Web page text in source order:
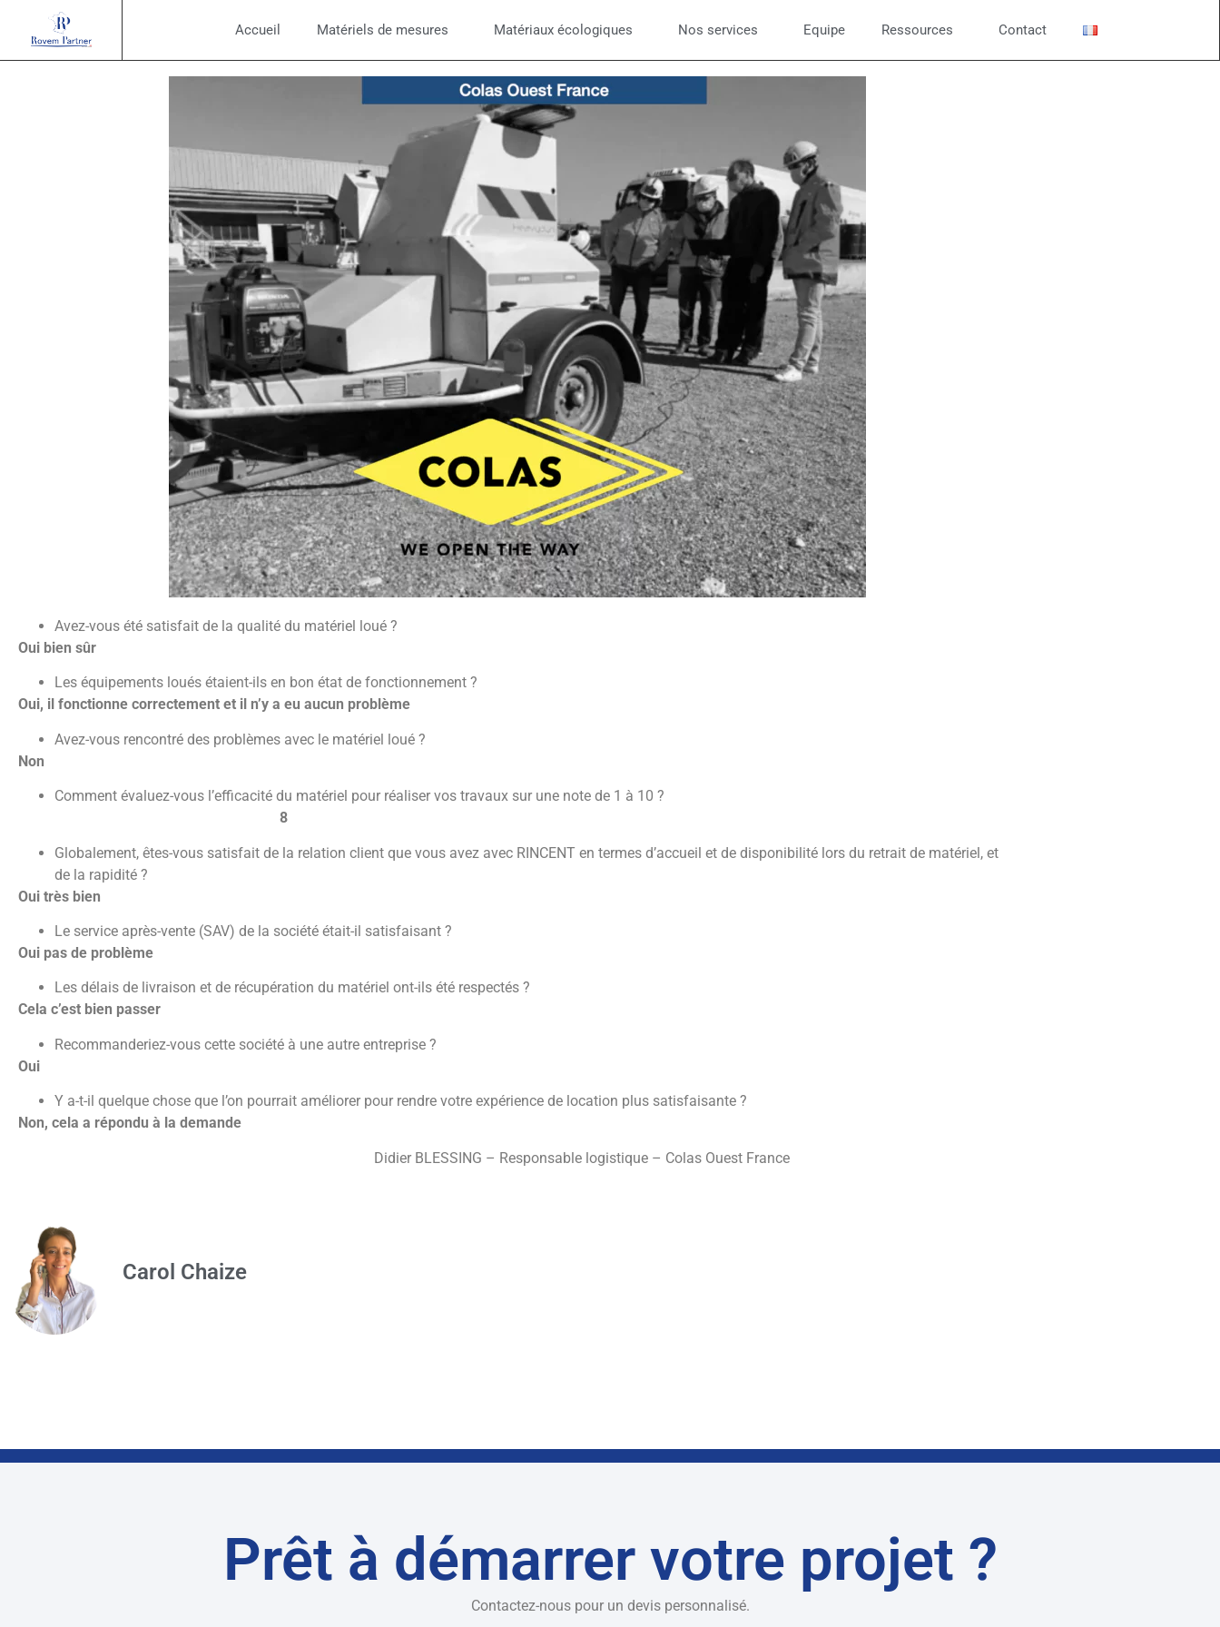
Accueil Matériels de mesures Matériaux écologiques Nos services Equipe Ressources Contact
15 juin 2023
Avez-vous été satisfait de la qualité du matériel loué ?
Oui bien sûr
Les équipements loués étaient-ils en bon état de fonctionnement ?
Oui, il fonctionne correctement et il n’y a eu aucun problème
Avez-vous rencontré des problèmes avec le matériel loué ?
Non
Comment évaluez-vous l’efficacité du matériel pour réaliser vos travaux sur une note de 1 à 10 ?
8
Globalement, êtes-vous satisfait de la relation client que vous avez avec RINCENT en termes d’accueil et de disponibilité lors du retrait de matériel, et
de la rapidité ?
Oui très bien
Le service après-vente (SAV) de la société était-il satisfaisant ?
Oui pas de problème
Les délais de livraison et de récupération du matériel ont-ils été respectés ?
Cela c’est bien passer
Recommanderiez-vous cette société à une autre entreprise ?
Oui
Y a-t-il quelque chose que l’on pourrait améliorer pour rendre votre expérience de location plus satisfaisante ?
Non, cela a répondu à la demande
Didier BLESSING – Responsable logistique – Colas Ouest France
Carol Chaize
Prêt à démarrer votre projet ?
Contactez-nous pour un devis personnalisé.